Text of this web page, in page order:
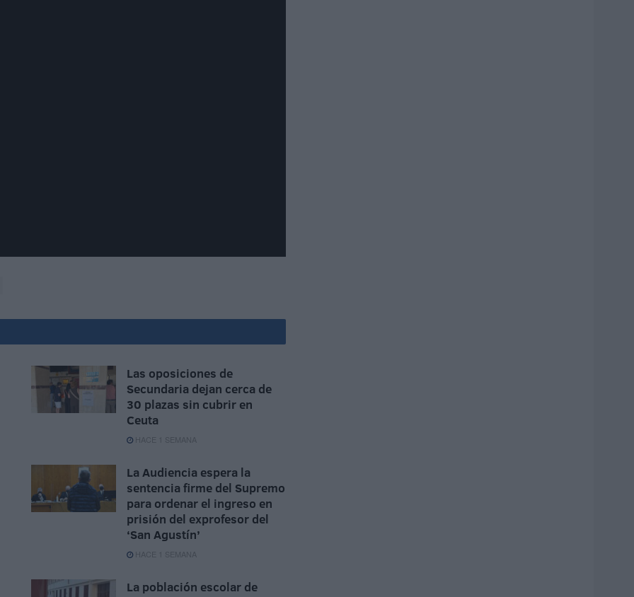
Las oposiciones de
Secundaria dejan cerca de
30 plazas sin cubrir en
Ceuta
HACE 1 SEMANA
La Audiencia espera la
sentencia firme del Supremo
para ordenar el ingreso en
prisión del exprofesor del
‘San Agustín’
HACE 1 SEMANA
La población escolar de